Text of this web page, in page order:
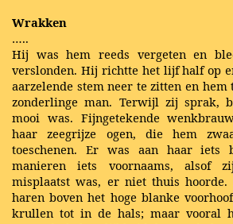
Wrakken
…..
Hij was hem reeds vergeten en
verslonden. Hij richtte het lijf half op
aarzelende stem neer te zitten en
zonderlinge man. Terwijl zij sprak,
mooi was. Fijngetekende
haar zeegrijze ogen, die hem
toeschenen. Er was aan haar iets
manieren iets voornaams, alsof
misplaatst was, er niet thuis
haren boven het hoge blanke
krullen tot in de hals; maar vooral